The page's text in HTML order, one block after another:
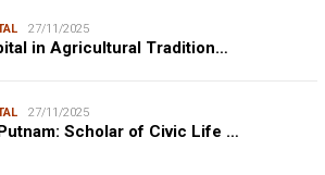
27/11/2025
in Agricultural Tradition…
27/11/2025
Scholar of Civic Life …